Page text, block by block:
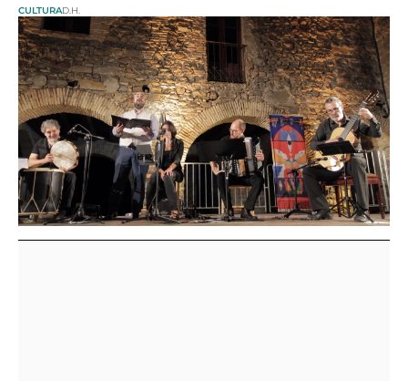
CULTURAD.H.